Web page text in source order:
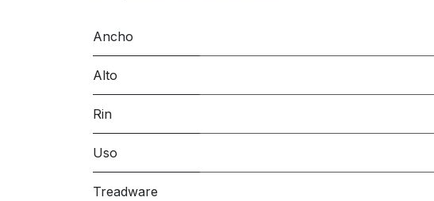
Ancho
Alto
Rin
Uso
Treadware